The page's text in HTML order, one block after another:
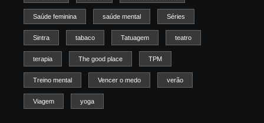
Saúde feminina saúde mental Séries
Sintra tabaco Tatuagem teatro
terapia The good place TPM
Treino mental Vencer o medo verão
Viagem yoga